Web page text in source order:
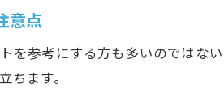
意点
を参考にする方も多いのではな
ちます。